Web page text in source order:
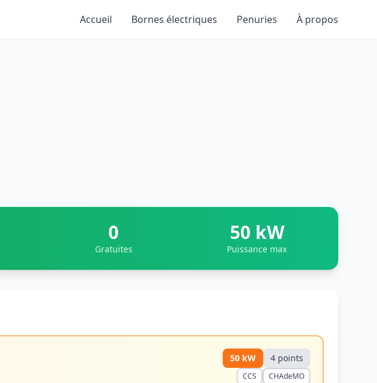
Accueil Bornes électriques Penuries À propos
0
Gratuites
50 kW
Puissance max
50 kW 4 points
CCS CHAdeMO